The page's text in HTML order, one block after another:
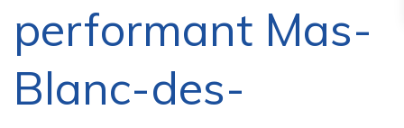
performant Mas-
Blanc-des-